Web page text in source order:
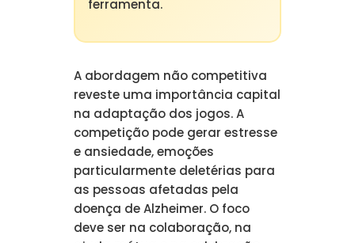
ferramenta.
A abordagem não competitiva
reveste uma importância capital
na adaptação dos jogos. A
competição pode gerar estresse
e ansiedade, emoções
particularmente deletérias para
as pessoas afetadas pela
doença de Alzheimer. O foco
deve ser na colaboração, na